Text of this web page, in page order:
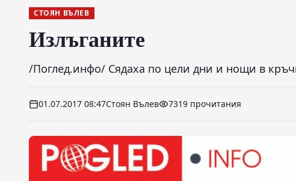
СТОЯН ВЪЛЕВ
Излъганите
/Поглед.инфо/ Сядаха по цели дни и нощи в
01.07.2017 08:47Стоян Вълев 7319 прочитания